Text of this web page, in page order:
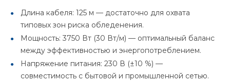
Длина кабеля: 125 м — достаточно для охвата
типовых зон риска обледенения.
Мощность: 3750 Вт (30 Вт/м) — оптимальный баланс
между эффективностью и энергопотреблением.
Напряжение питания: 230 В (±10 %) —
совместимость с бытовой и промышленной сетью.